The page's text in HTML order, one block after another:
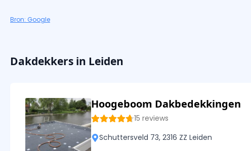
Bron: Google
Dakdekkers in Leiden
Hoogeboom Dakbedekkingen
15 reviews
Schuttersveld 73, 2316 ZZ Leiden